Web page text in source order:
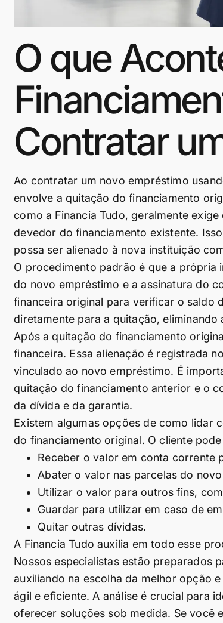
O que
Contratar
Ao contratar um novo empréstimo
envolve a quitação do financiamento
como a Financia Tudo, geralmente
devedor do financiamento existente.
possa ser alienado à nova instituição
O procedimento padrão é que a própria
do novo empréstimo e a assinatura do
financeira original para verificar o saldo
diretamente para a quitação, eliminando
Após a quitação do financiamento
financeira. Essa alienação é registrada
vinculado ao novo empréstimo. É
quitação do financiamento anterior e o
da dívida e da garantia.
Existem algumas opções de como lidar
do financiamento original. O cliente
Receber o valor em conta corrente
Abater o valor nas parcelas do
Utilizar o valor para outros fins,
Guardar para utilizar em caso de
Quitar outras dívidas.
A Financia Tudo auxilia em todo esse
Nossos especialistas estão preparados
auxiliando na escolha da melhor opção
ágil e eficiente. A análise é crucial para
oferecer soluções sob medida. Se você